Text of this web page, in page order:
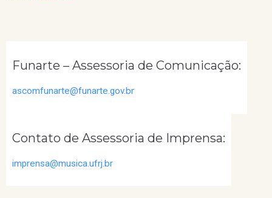
Funarte – Assessoria de Comunicação:
ascomfunarte@funarte.gov.br
Contato de Assessoria de Imprensa:
imprensa@musica.ufrj.br